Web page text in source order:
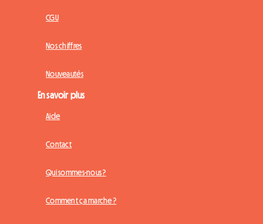
CGU
Nos chiffres
Nouveautés
En savoir plus
Aide
Contact
Qui sommes-nous ?
Comment ça marche ?